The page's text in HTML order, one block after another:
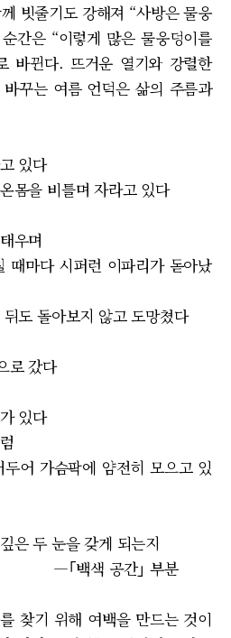
빗줄기도 강해져 “사방은 물웅
간은 “이렇게 많은 물웅덩이를
바뀐다. 뜨거운 열기와 강렬한
꾸는 여름 언덕은 삶의 주름과
있다
몸을 비틀며 자라고 있다
우며
마다 시퍼런 이파리가 돋아났
도 돌아보지 않고 도망쳤다
로 갔다
있다
어 가슴팍에 얌전히 모으고 있
은 두 눈을 갖게 되는지
간｣ 부분
찾기 위해 여백을 만드는 것이